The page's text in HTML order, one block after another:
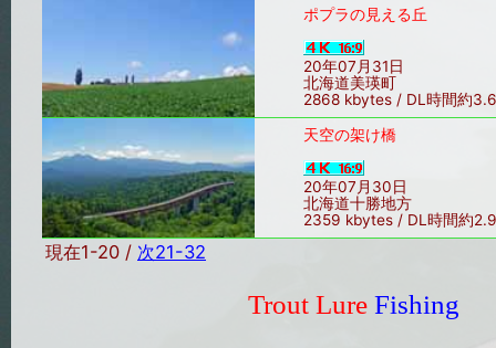
ポプラの見える丘
20年07月31日
北海道美瑛町
2868 kbytes / DL時間約
天空の架け橋
20年07月30日
北海道十勝地方
2359 kbytes / DL時間約
現在1-20 / 次21-32
Trout Lure Fishing